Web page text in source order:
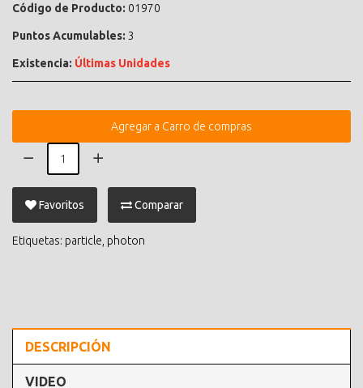
Código de Producto: 01970
Puntos Acumulables: 3
Existencia: Últimas Unidades
Agregar a Carro de compras
Favoritos Comparar
Etiquetas: particle photon
DESCRIPCIÓN
VIDEO